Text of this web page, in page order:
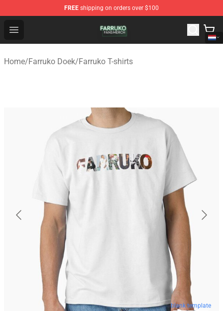
FREE shipping on orders over $100
Open menu
Farruko Shop - Official Farruko Merchandise Store
Home/Farruko Doek/Farruko T-shirts
blank template